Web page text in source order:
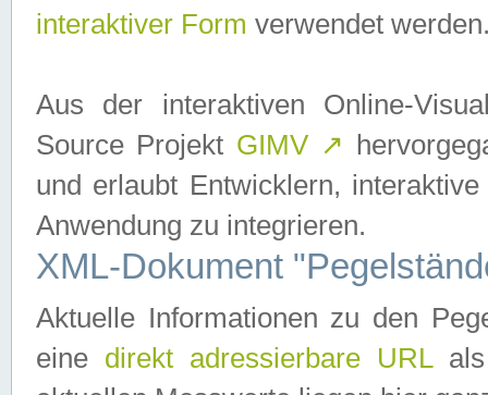
interaktiver Form verwendet
Aus der interaktiven Online-
Source Projekt GIMV ↗
und erlaubt Entwicklern,
Anwendung zu integrieren.
XML-Dokument
Aktuelle Informationen zu den
eine direkt adressierbare URLals